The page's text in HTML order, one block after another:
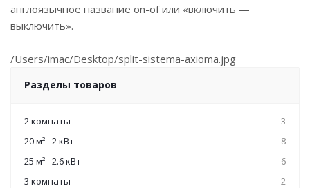
англоязычное название on-of или «включить —
выключить».
/Users/imac/Desktop/split-sistema-axioma.jpg
Разделы товаров
2 комнаты
3
20 м² - 2 кВт
8
25 м² - 2.6 кВт
6
3 комнаты
2